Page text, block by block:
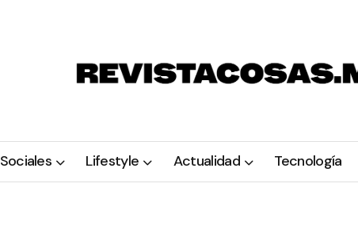
Sociales Lifestyle Actualidad Tecnología